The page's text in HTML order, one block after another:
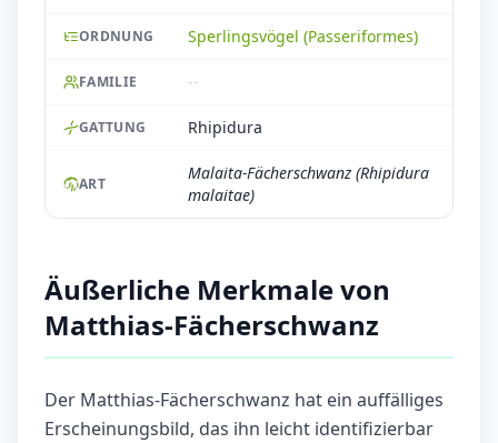
ORDNUNG Sperlingsvögel (Passeriformes)
FAMILIE --
GATTUNG Rhipidura
ART
Malaita-Fächerschwanz (Rhipidura
malaitae)
Äußerliche Merkmale von
Matthias-Fächerschwanz
Der Matthias-Fächerschwanz hat ein auffälliges
Erscheinungsbild, das ihn leicht identifizierbar